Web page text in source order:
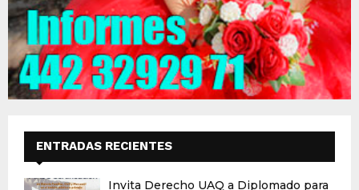
ENTRADAS RECIENTES
Invita Derecho UAQ a Diplomado para